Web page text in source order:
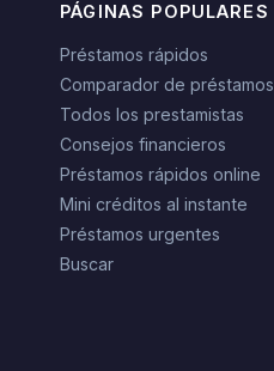
PÁGINAS POPULARES
Préstamos rápidos
Comparador de préstamos
Todos los prestamistas
Consejos financieros
Préstamos rápidos online
Mini créditos al instante
Préstamos urgentes
Buscar